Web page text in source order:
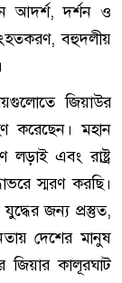
আদর্শ, দর্শন ও
বহুদলীয়
জিয়াউর
করেছেন। মহান
লড়াই এবং রাষ্ট্র
স্মরণ করছি।
জন্য প্রস্তুত,
দেশের মানুষ
জিয়ার কালূরঘাট